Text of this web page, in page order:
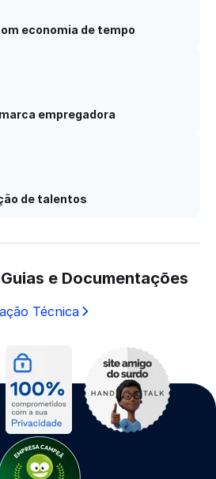
economia de tempo
empregadora
de talentos
e Documentações
Técnica